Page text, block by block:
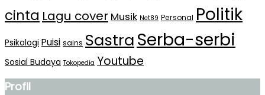
cinta Lagu cover Musik Net89 Personal Politik
Psikologi Puisi sains SastraSerba-serbi
Sosial Budaya Tokopedia Youtube
Profil